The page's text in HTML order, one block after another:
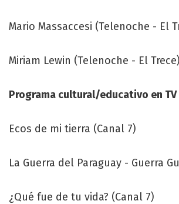
Mario Massaccesi (Telenoche - El
Miriam Lewin (Telenoche - El Trece)
Programa cultural/educativo en TV
Ecos de mi tierra (Canal 7)
La Guerra del Paraguay - Guerra
¿Qué fue de tu vida? (Canal 7)